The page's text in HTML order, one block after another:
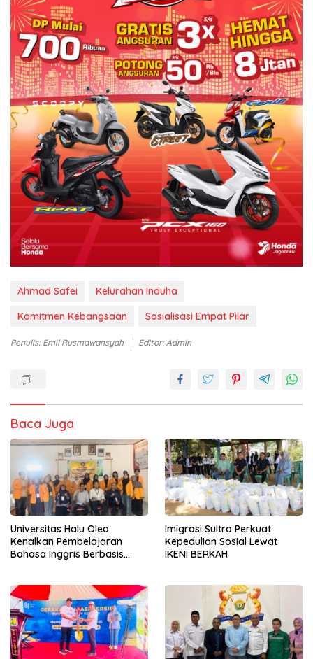
Ahmad Safei
Kelurahan Induha
Komitmen Kebangsaan
Sosialisasi Empat Pilar
Penulis: Emil Rusmawansyah Editor: Admin
Baca Juga
Universitas Halu Oleo
Kenalkan Pembelajaran
Bahasa Inggris Berbasis
Imigrasi Sultra Perkuat
Kepedulian Sosial Lewat
IKENI BERKAH